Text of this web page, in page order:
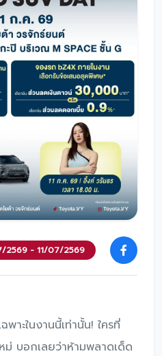
ลังการขาย
และนัดหมาย
2569 - 11/07/2569
าะในงานนี้เท่านั้น! ใครที่
ม่ บอกเลยว่าห้ามพลาดเด็ด